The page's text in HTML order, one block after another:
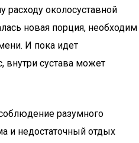
расходу околосуставной
новая порция, необходим
И пока идет
внутри сустава может
разумного
и недостаточный отдых